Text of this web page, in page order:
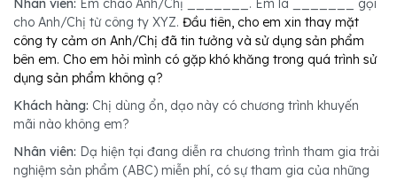
Nhân viên: Em chào Anh/Chị _______. Em là _______ gọi
cho Anh/Chị từ công ty XYZ. Đầu tiên, cho em xin thay mặt
công ty cảm ơn Anh/Chị đã tin tưởng và sử dụng sản phẩm
bên em. Cho em hỏi mình có gặp khó khăng trong quá trình sử
dụng sản phẩm không ạ?
Khách hàng: Chị dùng ổn, dạo này có chương trình khuyến
mãi nào không em?
Nhân viên: Dạ hiện tại đang diễn ra chương trình tham gia trải
nghiệm sản phẩm (ABC) miễn phí, có sự tham gia của những